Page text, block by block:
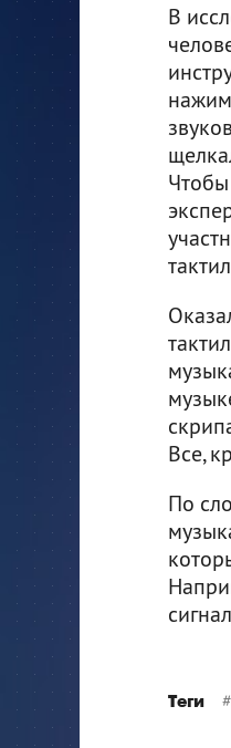
В
Все,
По
Теги #